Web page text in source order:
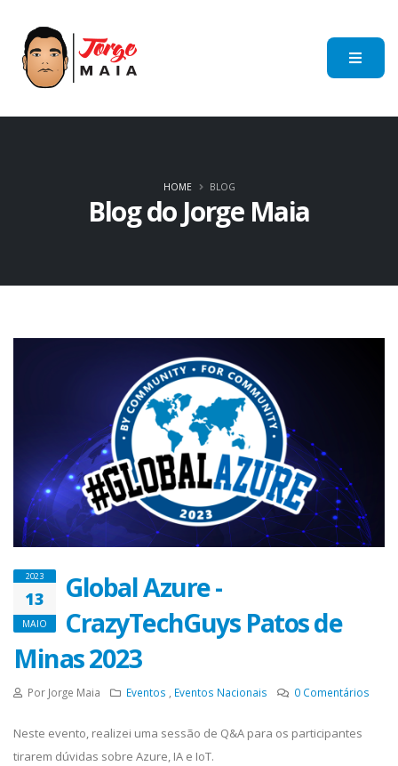
Blog do Jorge Maia
HOME BLOG
2023
13
MAIO
Global Azure -
CrazyTechGuys Patos de
Minas 2023
Por Jorge Maia Eventos Eventos Nacionais 0 Comentários
Neste evento, realizei uma sessão de Q&A para os participantes
tirarem dúvidas sobre Azure, IA e IoT.